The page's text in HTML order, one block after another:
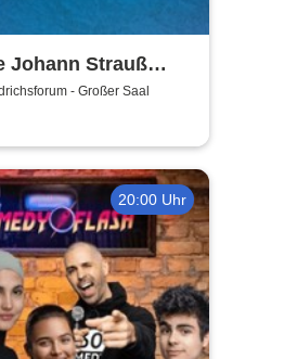
Johann Strauß
Arien &
Strauß Familie
- Großer Saal
20:00 Uhr